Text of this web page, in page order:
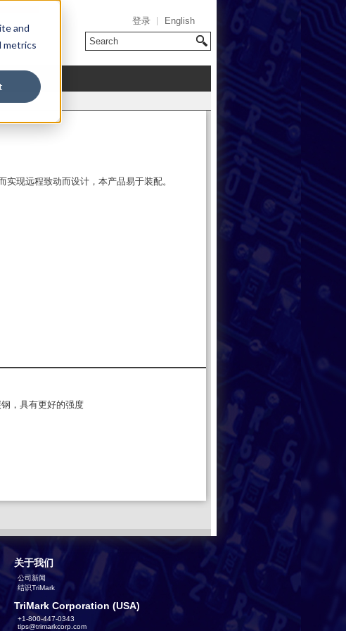
and
metrics
登录 English
现远程致动而设计，本产品易于装配。
，具有更好的强度
关于我们
公司新闻
结识TriMark
TriMark Corporation (USA)
+1-800-447-0343
tips@trimarkcorp.com